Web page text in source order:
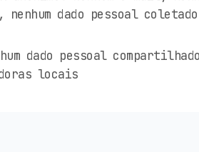
nenhum dado pessoal coletado
dado pessoal
locais